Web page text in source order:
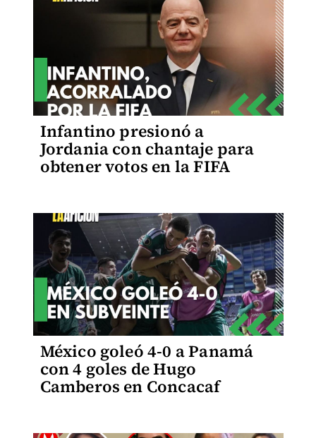
Infantino presionó a
Jordania con chantaje para
obtener votos en la FIFA
México goleó 4-0 a Panamá
con 4 goles de Hugo
Camberos en Concacaf